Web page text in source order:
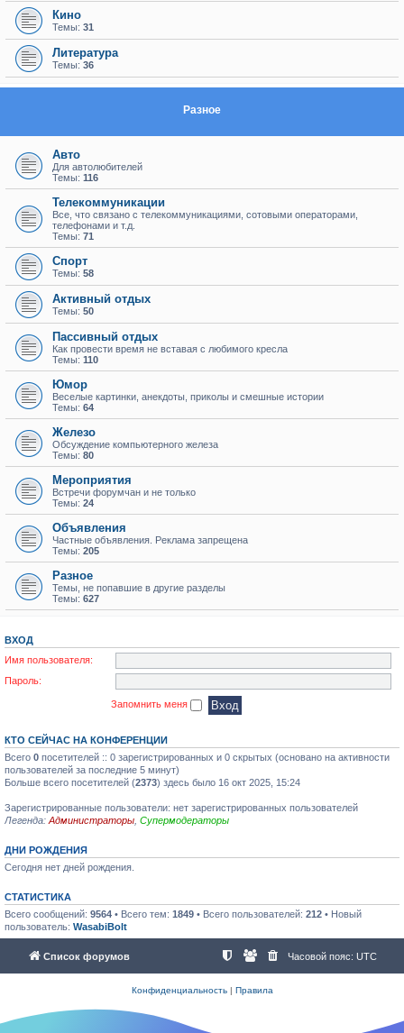
Кино
Темы: 31
Литература
Темы: 36
Разное
Авто
Для автолюбителей
Темы: 116
Телекоммуникации
Все, что связано с телекоммуникациями, сотовыми операторами,
телефонами и т.д.
Темы: 71
Спорт
Темы: 58
Активный отдых
Темы: 50
Пассивный отдых
Как провести время не вставая с любимого кресла
Темы: 110
Юмор
Веселые картинки, анекдоты, приколы и смешные истории
Темы: 64
Железо
Обсуждение компьютерного железа
Темы: 80
Мероприятия
Встречи форумчан и не только
Темы: 24
Объявления
Частные объявления. Реклама запрещена
Темы: 205
Разное
Темы, не попавшие в другие разделы
Темы: 627
ВХОД
Имя пользователя:
Пароль:
Запомнить меня
КТО СЕЙЧАС НА КОНФЕРЕНЦИИ
Всего 0 посетителей :: 0 зарегистрированных и 0 скрытых (основано на активности
пользователей за последние 5 минут)
Больше всего посетителей (2373) здесь было 16 окт 2025, 15:24
Зарегистрированные пользователи: нет зарегистрированных пользователей
Легенда: Администраторы Супермодераторы
ДНИ РОЖДЕНИЯ
Сегодня нет дней рождения.
СТАТИСТИКА
Всего сообщений: 9564 • Всего тем: 1849 • Всего пользователей: 212 • Новый
пользователь: WasabiBolt
Список форумов Часовой пояс: UTC
Конфиденциальность| Правила